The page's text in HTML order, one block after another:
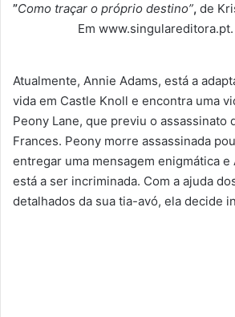
”Como traçar o próprio destino”, de
Em www.singulareditora.pt.
Atualmente, Annie Adams, está a
vida em Castle Knoll e encontra uma
Peony Lane, que previu o assassinato
Frances. Peony morre assassinada
entregar uma mensagem enigmática
está a ser incriminada. Com a ajuda
detalhados da sua tia-avó, ela decide